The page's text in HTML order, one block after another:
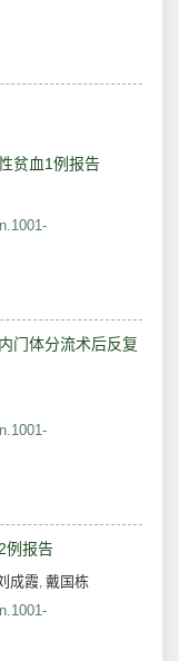
贫血1例报告
门体分流术后反复
例报告
成霞, 戴国栋